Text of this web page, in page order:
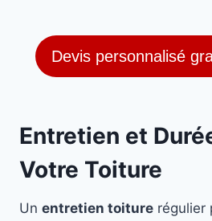
Devis personnalisé
Entretien et
Votre Toiture
Un entretien toiture régulier